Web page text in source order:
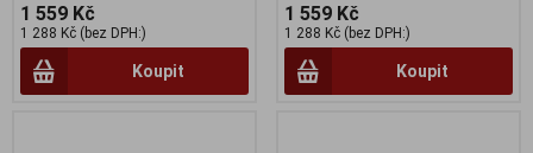
1 559 Kč
1 288 Kč (bez DPH:)
Koupit
1 559 Kč
1 288 Kč (bez DPH:)
Koupit